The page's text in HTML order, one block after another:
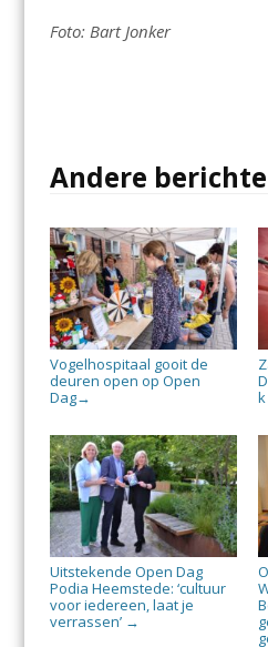
Foto: Bart Jonker
Andere
Vogelhospitaal gooit de
deuren open op Open
Dag→
k
Uitstekende Open Dag
Podia Heemstede: ‘cultuur
voor iedereen, laat je
verrassen’ →